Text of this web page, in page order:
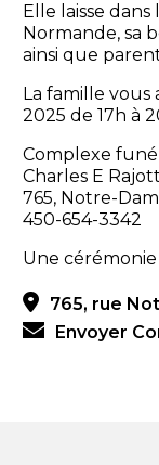
Elle laisse
Normande, sa
ainsi que
La famille
2025 de 17h à
Complexe
Charles E
765, Notre-
450-654-3342
Une cérémonie
765, rue
Envoyer